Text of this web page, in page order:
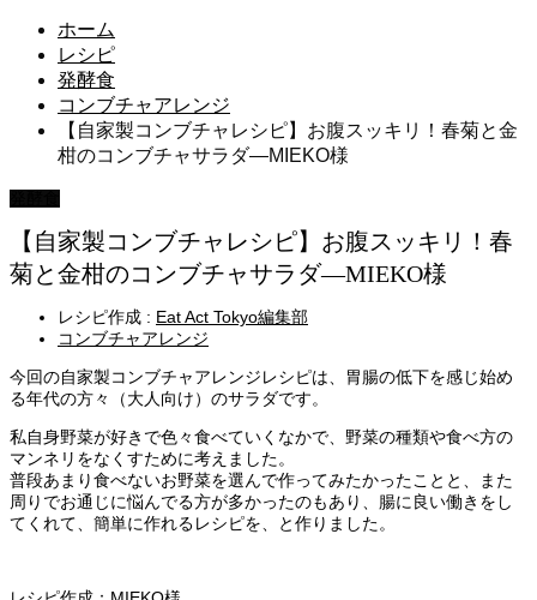
ホーム
レシピ
発酵食
コンブチャアレンジ
【自家製コンブチャレシピ】お腹スッキリ！春菊と金
柑のコンブチャサラダ―MIEKO様
【自家製コンブチャレシピ】お腹スッキリ！春
菊と金柑のコンブチャサラダ―MIEKO様
レシピ作成 : Eat Act Tokyo編集部
コンブチャアレンジ
今回の自家製コンブチャアレンジレシピは、胃腸の低下を感じ始め
る年代の方々（大人向け）のサラダです。
私自身野菜が好きで色々食べていくなかで、野菜の種類や食べ方の
マンネリをなくすために考えました。
普段あまり食べないお野菜を選んで作ってみたかったことと、また
周りでお通じに悩んでる方が多かったのもあり、腸に良い働きをし
てくれて、簡単に作れるレシピを、と作りました。